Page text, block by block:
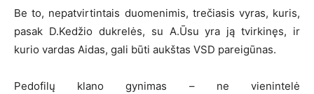
Be to, nepatvirtintais duomenimis, trečiasis vyras, kuris,
pasak D.Kedžio dukrelės, su A.Ūsu yra ją tvirkinęs, ir
kurio vardas Aidas, gali būti aukštas VSD pareigūnas.
Pedofilų klano gynimas – ne vienintelė